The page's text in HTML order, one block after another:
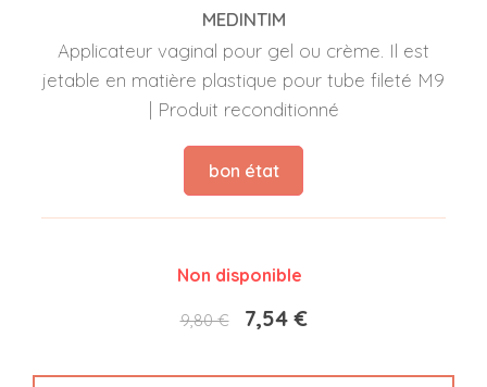
MEDINTIM
Applicateur vaginal pour gel ou crème. Il est
jetable en matière plastique pour tube fileté M9
| Produit reconditionné
bon état
Non disponible
9,80 € 7,54 €